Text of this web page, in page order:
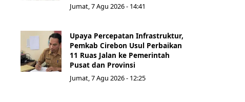
Jumat, 7 Agu 2026 - 14:41
Upaya Percepatan Infrastruktur,
Pemkab Cirebon Usul Perbaikan
11 Ruas Jalan ke Pemerintah
Pusat dan Provinsi
Jumat, 7 Agu 2026 - 12:25